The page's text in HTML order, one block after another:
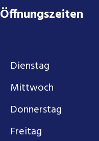
Öffnungszeiten
Dienstag
Mittwoch
Donnerstag
Freitag